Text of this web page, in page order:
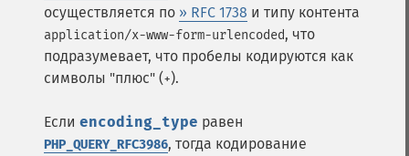
осуществляется по » RFC 1738 и типу контента
application/x-www-form-urlencoded, что
подразумевает, что пробелы кодируются как
символы "плюс" (+).
Если encoding_type равен
PHP_QUERY_RFC3986, тогда кодирование